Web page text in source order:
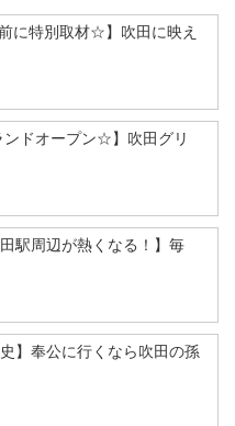
に特別取材☆】吹田に映え
ンドオープン☆】吹田グリ
駅周辺が熱くなる！】毎
】奉公に行くなら吹田の孫